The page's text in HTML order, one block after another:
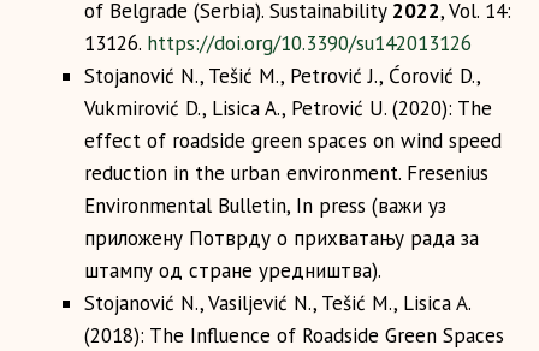
of Belgrade (Serbia). Sustainability 2022, Vol. 14:
13126. https://doi.org/10.3390/su142013126
Stojanović N., Tešić M., Petrović J., Ćorović D.,
Vukmirović D., Lisica A., Petrović U. (2020): The
effect of roadside green spaces on wind speed
reduction in the urban environment. Fresenius
Environmental Bulletin, In press (важи уз
приложену Потврду о прихватању рада за
штампу од стране уредништва).
Stojanović N., Vasiljević N., Tešić M., Lisica A.
(2018): The Influence оf Roadside Green Spaces